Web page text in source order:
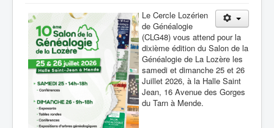
Le Cercle Lozérien
de Généalogie
(CLG48) vous attend pour la
dixième édition du Salon de la
Généalogie de La Lozère les
samedi et dimanche 25 et 26
Juillet 2026, à la Halle Saint
Jean, 16 Avenue des Gorges
du Tarn à Mende.